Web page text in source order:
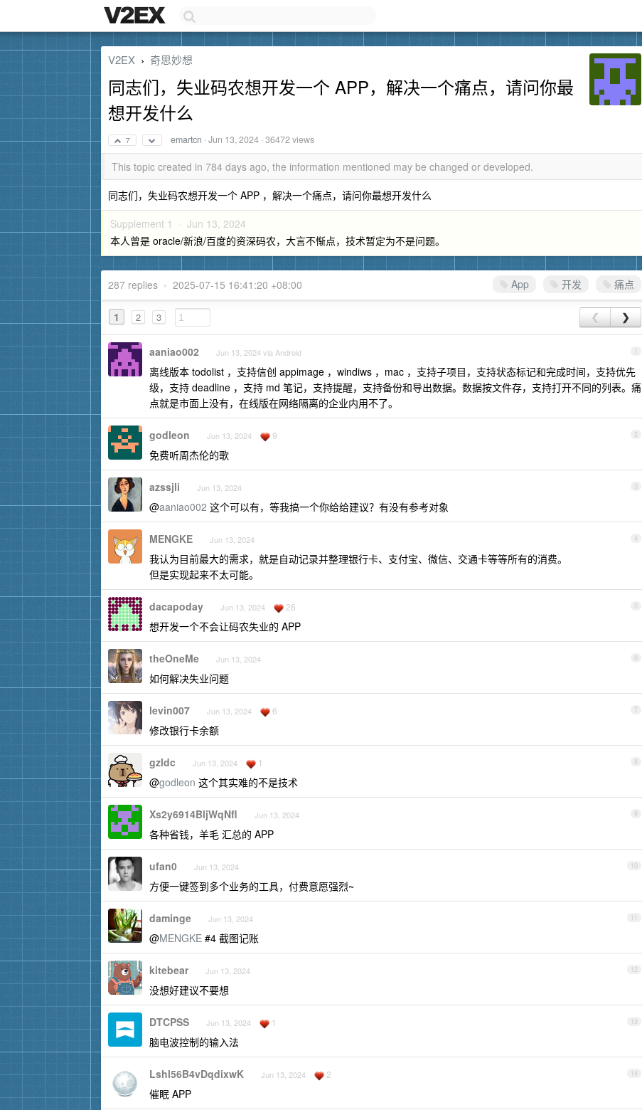
V2EX › 奇思妙想
同志们，失业码农想开发一个 APP，解决一个痛点，请问你最
想开发什么
7 emartcn ·Jun 13, 2024 · 36472 views
This topic created in 784 days ago, the information mentioned may be changed or developed.
同志们，失业码农想开发一个 APP ，解决一个痛点，请问你最想开发什么
Supplement 1 · Jun 13, 2024
本人曾是 oracle/新浪/百度的资深码农，大言不惭点，技术暂定为不是问题。
App 开发 痛点
287 replies • 2025-07-15 16:41:20 +08:00
1 2 3 ❮ ❯
1
aaniao002 Jun 13, 2024 via Android
离线版本 todolist ，支持信创 appimage ，windiws ，mac ，支持子项目，支持状态标记和完成时间，支持优先
级，支持 deadline ，支持 md 笔记，支持提醒，支持备份和导出数据。数据按文件存，支持打开不同的列表。痛
点就是市面上没有，在线版在网络隔离的企业内用不了。
2
godleon Jun 13, 2024 9
免费听周杰伦的歌
3
azssjli Jun 13, 2024
@aaniao002 这个可以有，等我搞一个你给给建议？有没有参考对象
4
MENGKE Jun 13, 2024
我认为目前最大的需求，就是自动记录并整理银行卡、支付宝、微信、交通卡等等所有的消费。
但是实现起来不太可能。
5
dacapoday Jun 13, 2024 26
想开发一个不会让码农失业的 APP
6
theOneMe Jun 13, 2024
如何解决失业问题
7
levin007 Jun 13, 2024 6
修改银行卡余额
8
gzldc Jun 13, 2024 1
@godleon 这个其实难的不是技术
9
Xs2y6914BljWqNfl Jun 13, 2024
各种省钱，羊毛 汇总的 APP
10
ufan0 Jun 13, 2024
方便一键签到多个业务的工具，付费意愿强烈~
11
daminge Jun 13, 2024
@MENGKE #4 截图记账
12
kitebear Jun 13, 2024
没想好建议不要想
13
DTCPSS Jun 13, 2024 1
脑电波控制的输入法
14
Lshl56B4vDqdixwK Jun 13, 2024 2
催眠 APP